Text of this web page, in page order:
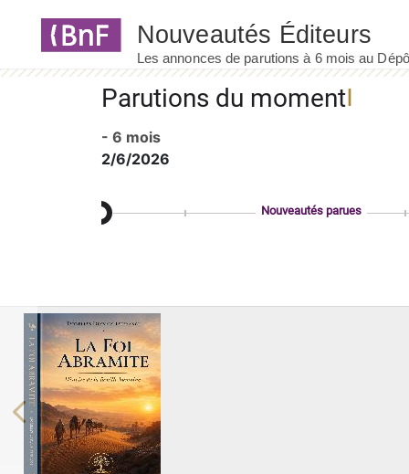
Parutions du moment
- 6 mois
2/6/2026
Nouveautés parues
Previous